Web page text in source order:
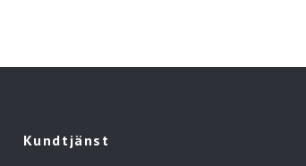
Kundtjänst